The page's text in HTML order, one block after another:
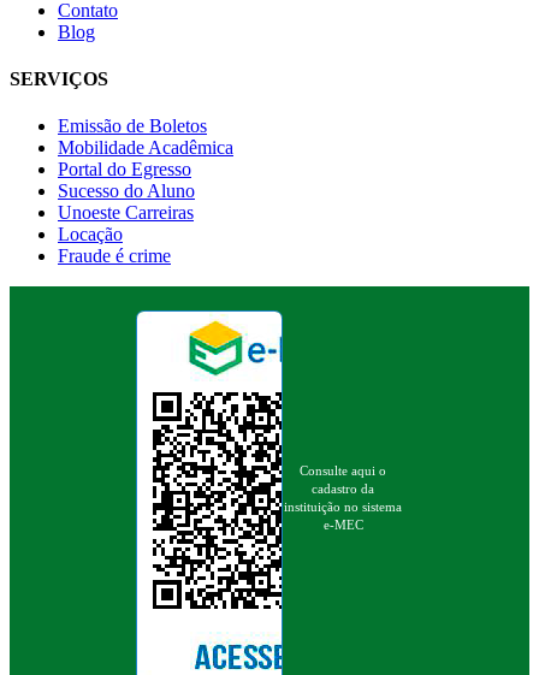
Contato
Blog
SERVIÇOS
Emissão de Boletos
Mobilidade Acadêmica
Portal do Egresso
Sucesso do Aluno
Unoeste Carreiras
Locação
Fraude é crime
Consulte aqui o
cadastro da
instituição no sistema
e-MEC